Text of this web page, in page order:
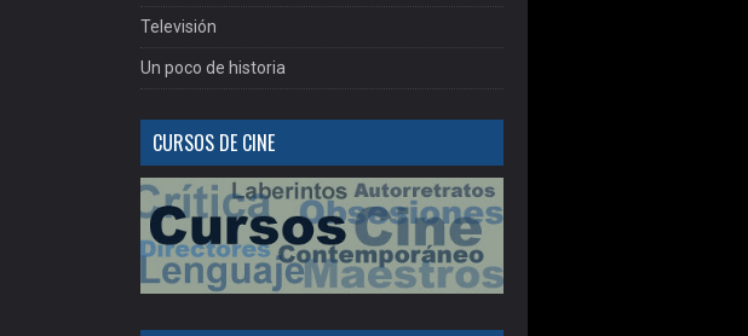
Televisión
Un poco de historia
CURSOS DE CINE